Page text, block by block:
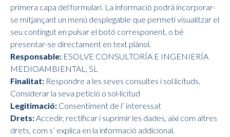
primera capa del formulari. La informació podrà incorporar-
se mitjançant un menú desplegable que permeti visualitzar el
seu contingut en pulsar el botó corresponent, o bé
presentar-se directament en text plànol.
Responsable: ESOLVE CONSULTORÍA E INGENIERÍA
MEDIOAMBIENTAL, SL
Finalitat: Respondre a les seves consultes i sol.licituds.
Considerar la seva petició o sol·licitud
Legitimació: Consentiment de l’ interessat
Drets:Accedir, rectificar i suprimir les dades, així com altres
drets, com s’ explica en la informació addicional.